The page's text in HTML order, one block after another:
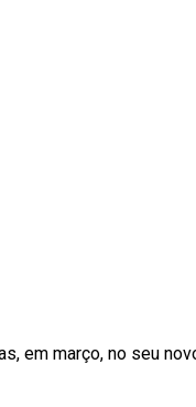
em março, no seu